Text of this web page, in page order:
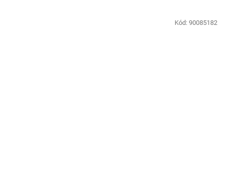
Kód: 90085182